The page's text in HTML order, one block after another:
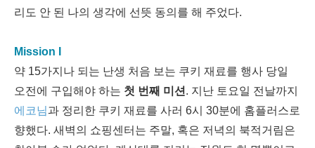
리도 안 된 나의 생각에 선뜻 동의를 해 주었다.
Mission I
약 15가지나 되는 난생 처음 보는 쿠키 재료를 행사 당일
오전에 구입해야 하는 첫 번째 미션 . 지난 토요일 전날까지
에코님과 정리한 쿠키 재료를 사러 6시 30분에 홈플러스로
향했다. 새벽의 쇼핑센터는 주말, 혹은 저녁의 북적거림은